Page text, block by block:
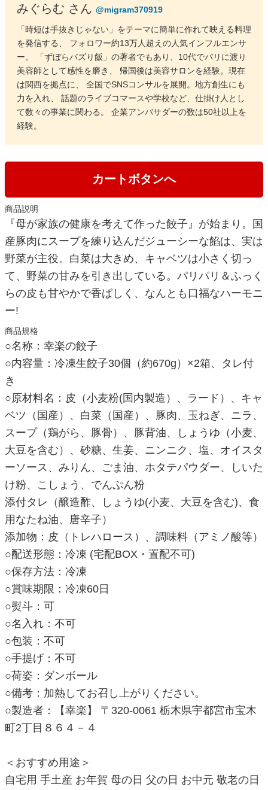
みぐらむ さん @migram370919
「時短は手抜きじゃない」をテーマに簡単に作れて映える料理
を発信する、 フォロワー約13万人超えの人気インフルエンサ
ー。 「ずぼらバズり飯」の著者でもあり、10代でパリに渡り
美容師として感性を磨き、 帰国後は美容サロンを経験。現在
は関西を拠点に、 全国でSNSコンサルを展開。地方創生にも
力を入れ、 話題のライブコマースや学校など、仕掛け人とし
て数々の事業に関わる。 企業アンバサダーの数は50社以上を
経験。
カートボタンへ
商品説明
『母が家族の健康を考えて作った餃子』が始まり。国
産豚肉にスープを練り込んだジューシーな餡は、実は
野菜が主役。白菜は大きめ、キャベツは小さく切っ
て、野菜の甘みを引き出している。パリパリ＆ふっく
らの皮も甘やかで香ばしく、なんとも口福なハーモニ
ー!
商品規格
○名称：幸楽の餃子
○内容量：冷凍生餃子30個（約670g）×2箱、タレ付
き
○原材料名：皮（小麦粉(国内製造）、ラード）、キャ
ベツ（国産）、白菜（国産）、豚肉、玉ねぎ、ニラ、
スープ（鶏がら、豚骨）、豚背油、しょうゆ（小麦、
大豆を含む）、砂糖、生姜、ニンニク、塩、オイスタ
ーソース、みりん、ごま油、ホタテパウダー、しいた
け粉、こしょう、でんぷん粉
添付タレ（醸造酢、しょうゆ(小麦、大豆を含む)、食
用なたね油、唐辛子）
添加物：皮（トレハロース）、調味料（アミノ酸等）
○配送形態：冷凍 (宅配BOX・置配不可)
○保存方法：冷凍
○賞味期限：冷凍60日
○熨斗：可
○名入れ：不可
○包装：不可
○手提げ：不可
○荷姿：ダンボール
○備考：加熱してお召し上がりください。
○製造者：【幸楽】 〒320-0061 栃木県宇都宮市宝木
町2丁目８６４－４
＜おすすめ用途＞
自宅用 手土産 お年賀 母の日 父の日 お中元 敬老の日